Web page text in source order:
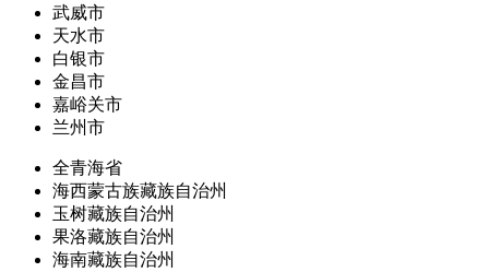
武威市
天水市
白银市
金昌市
嘉峪关市
兰州市
全青海省
海西蒙古族藏族自治州
玉树藏族自治州
果洛藏族自治州
海南藏族自治州